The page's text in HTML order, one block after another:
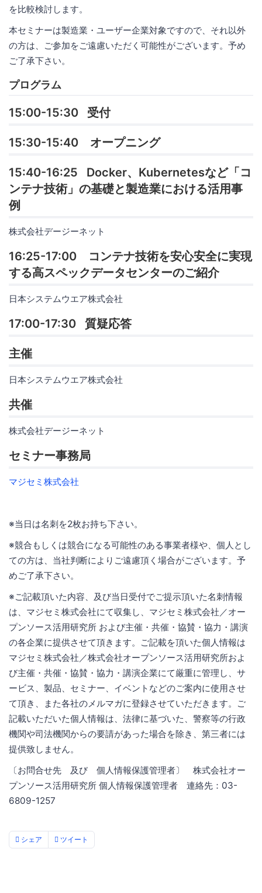
を比較検討します。
本セミナーは製造業・ユーザー企業対象ですので、それ以外
の方は、ご参加をご遠慮いただく可能性がございます。予め
ご了承下さい。
プログラム
15:00-15:30 受付
15:30-15:40 オープニング
15:40-16:25 Docker、Kubernetesなど「コ
ンテナ技術」の基礎と製造業における活用事
例
株式会社デージーネット
16:25-17:00 コンテナ技術を安心安全に実現
する高スペックデータセンターのご紹介
日本システムウエア株式会社
17:00-17:30 質疑応答
主催
日本システムウエア株式会社
共催
株式会社デージーネット
セミナー事務局
マジセミ株式会社
※当日は名刺を2枚お持ち下さい。
※競合もしくは競合になる可能性のある事業者様や、個人とし
ての方は、当社判断によりご遠慮頂く場合がございます。予
めご了承下さい。
※ご記載頂いた内容、及び当日受付でご提示頂いた名刺情報
は、マジセミ株式会社にて収集し、マジセミ株式会社／オー
プンソース活用研究所 および主催・共催・協賛・協力・講演
の各企業に提供させて頂きます。ご記載を頂いた個人情報は
マジセミ株式会社／株式会社オープンソース活用研究所およ
び主催・共催・協賛・協力・講演企業にて厳重に管理し、サ
ービス、製品、セミナー、イベントなどのご案内に使用させ
て頂き、また各社のメルマガに登録させていただきます。ご
記載いただいた個人情報は、法律に基づいた、警察等の行政
機関や司法機関からの要請があった場合を除き、第三者には
提供致しません。
〔お問合せ先 及び 個人情報保護管理者〕 株式会社オー
プンソース活用研究所 個人情報保護管理者 連絡先：03-
6809-1257
シェア ツイート